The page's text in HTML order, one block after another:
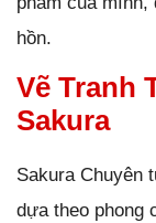
hồn.
Vẽ Tranh
Sakura
Sakura Chuyên
dựa theo phong